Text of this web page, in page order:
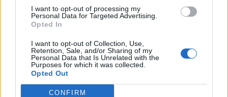
I want to opt-out of processing my
Personal Data for Targeted Advertising.
Opted In
I want to opt-out of Collection, Use,
Retention, Sale, and/or Sharing of my
Personal Data that Is Unrelated with the
Purposes for which it was collected.
Opted Out
CONFIRM
Código postal 08769
Barcelona.
Callejero de Centelles
Código postal 08540
Barcelona.
Cerdanyola